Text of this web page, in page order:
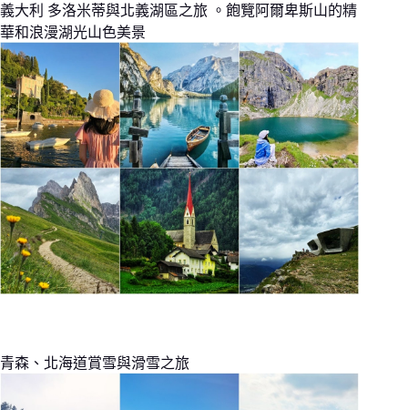
義大利 多洛米蒂與北義湖區之旅 。飽覽阿爾卑斯山的精
華和浪漫湖光山色美景
青森、北海道賞雪與滑雪之旅